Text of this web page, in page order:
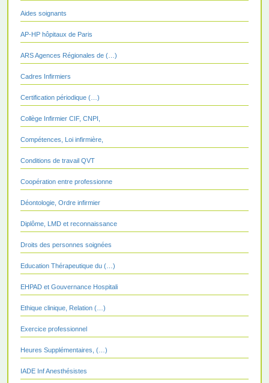
Aides soignants
AP-HP hôpitaux de Paris
ARS Agences Régionales de (…)
Cadres Infirmiers
Certification périodique (…)
Collège Infirmier CIF, CNPI,
Compétences, Loi infirmière,
Conditions de travail QVT
Coopération entre professionne
Déontologie, Ordre infirmier
Diplôme, LMD et reconnaissance
Droits des personnes soignées
Education Thérapeutique du (…)
EHPAD et Gouvernance Hospitali
Ethique clinique, Relation (…)
Exercice professionnel
Heures Supplémentaires, (…)
IADE Inf Anesthésistes